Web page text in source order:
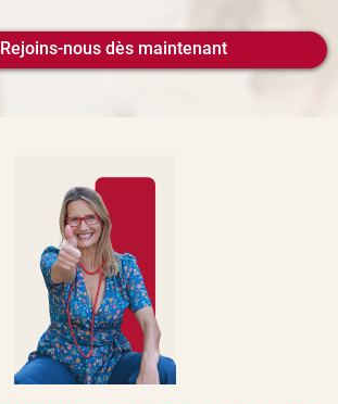
Rejoins-nous dès maintenant